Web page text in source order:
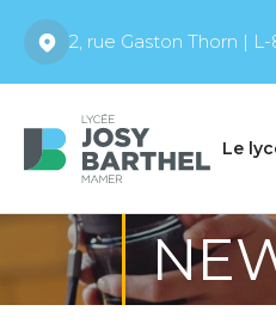
2, rue Gaston Thorn |
Le